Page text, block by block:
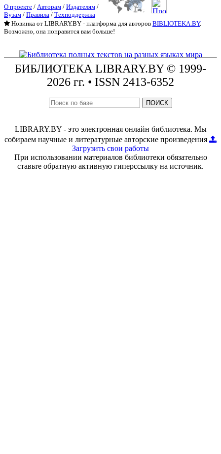
О проекте / Авторам / Издателям /
Вузам / Правила / Техподдержка
Новинка от LIBRARY.BY - платформа для авторов BIBLIOTEKA.BY.
Возможно, она понравится вам больше!
БИБЛИОТЕКА LIBRARY.BY © 1999-
2026 гг. • ISSN 2413-6352
ПОИСК
LIBRARY.BY - это электронная онлайн библиотека. Мы
собираем научные и литературные авторские произведения
Загрузить свои работы
При использовании материалов библиотеки обязательно
ставьте обратную активную гиперссылку на источник.